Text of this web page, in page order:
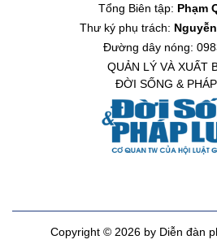
Tổng Biên tập: Phạm
Thư ký phụ trách:
Đường dây nóng:
QUẢN LÝ VÀ XUẤT
ĐỜI SỐNG &
Copyright © 2026 by Diễn đàn